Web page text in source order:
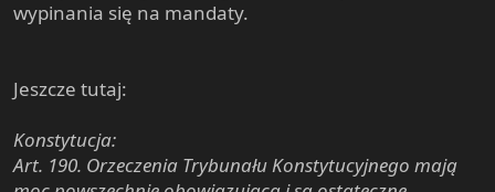
wypinania się na mandaty.
Jeszcze tutaj:
Konstytucja:
Art. 190. Orzeczenia Trybunału Konstytucyjnego mają